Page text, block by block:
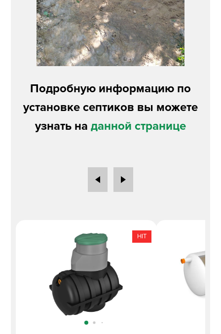
Подробную информацию по
установке септиков вы можете
узнать на данной странице
HIT